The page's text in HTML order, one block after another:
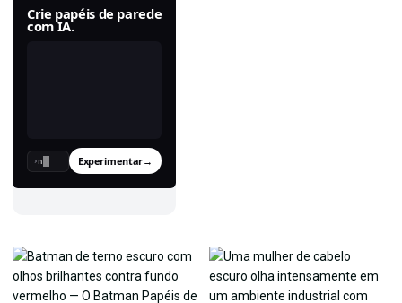
Crie papéis de parede
com IA.
› Experimentar